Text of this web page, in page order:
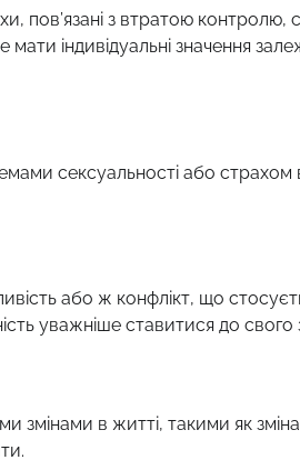
пов’язані з втратою контролю,
індивідуальні значення
сексуальності або страхом
або ж конфлікт, що
уважніше ставитися до свого
змінами в житті, такими як